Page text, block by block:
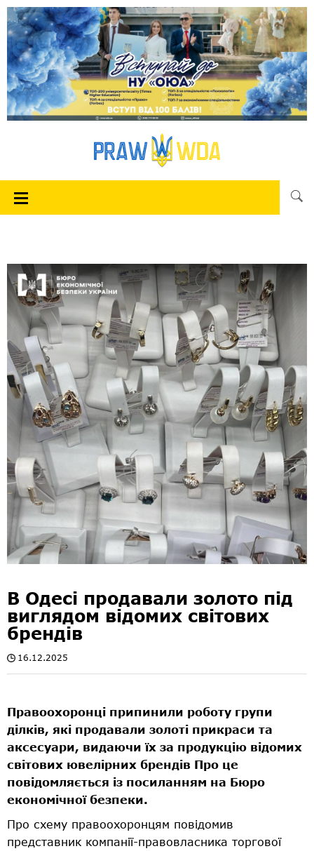
В Одесі продавали золото під
виглядом відомих світових
брендів
16.12.2025
Правоохоронці припинили роботу групи
ділків, які продавали золоті прикраси та
аксесуари, видаючи їх за продукцію відомих
світових ювелірних брендів Про це
повідомляється із посиланням на Бюро
економічної безпеки.
Про схему правоохоронцям повідомив
представник компанії-правовласника торгової